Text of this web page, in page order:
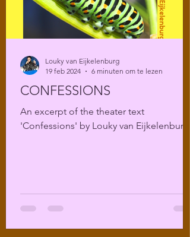
CONFESSIONS
An excerpt of the theater text
'Confessions' by Louky van Eijkelenburg
Louky van Eijkelenburg
19 feb 2024
6 minuten om te lezen